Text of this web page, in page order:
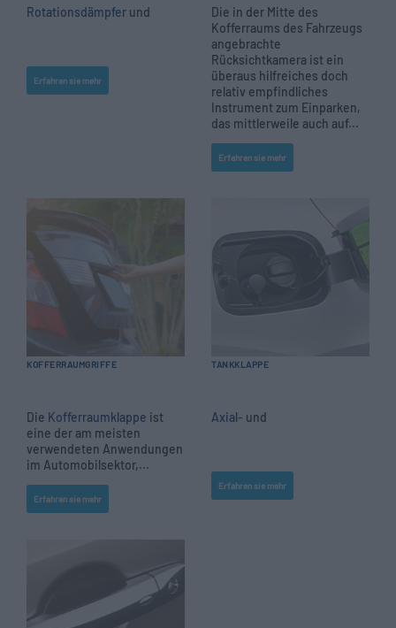
Rotationsdämpfer und
Erfahren sie mehr
Die in der Mitte des
Kofferraums des Fahrzeugs
angebrachte
Rücksichtkamera ist ein
überaus hilfreiches doch
relativ empfindliches
Instrument zum Einparken,
das mittlerweile auch auf...
Erfahren sie mehr
KOFFERRAUMGRIFFE
Die Kofferraumklappe ist
eine der am meisten
verwendeten Anwendungen
im Automobilsektor,...
Erfahren sie mehr
TANKKLAPPE
Axial- und
Erfahren sie mehr